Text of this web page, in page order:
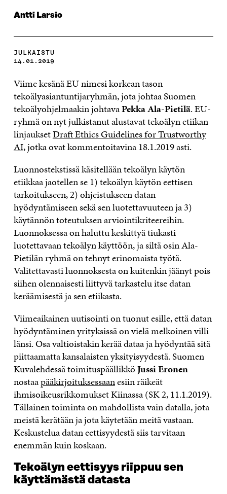
Antti Larsio
JULKAISTU
14.01.2019
Viime kesänä EU nimesi korkean tason
tekoälyasiantuntijaryhmän, jota johtaa Suomen
tekoälyohjelmaakin johtavaPekka Ala-Pietilä. EU-
ryhmä on nyt julkistanut alustavat tekoälyn etiikan
linjauksetDraft Ethics Guidelines for Trustworthy
AI, jotka ovat kommentoitavina 18.1.2019 asti.
Luonnostekstissä käsitellään tekoälyn käytön
etiikkaa jaotellen se 1) tekoälyn käytön eettisen
tarkoitukseen, 2) ohjeistukseen datan
hyödyntämiseen sekä sen luotettavuuteen ja 3)
käytännön toteutuksen arviointikriteereihin.
Luonnoksessa on haluttu keskittyä tiukasti
luotettavaan tekoälyn käyttöön, ja siltä osin Ala-
Pietilän ryhmä on tehnyt erinomaista työtä.
Valitettavasti luonnoksesta on kuitenkin jäänyt pois
siihen olennaisesti liittyvä tarkastelu itse datan
keräämisestä ja sen etiikasta.
Viimeaikainen uutisointi on tuonut esille, että datan
hyödyntäminen yrityksissä on vielä melkoinen villi
länsi. Osa valtioistakin kerää dataa ja hyödyntää sitä
piittaamatta kansalaisten yksityisyydestä. Suomen
Kuvalehdessä toimituspäällikköJussi Eronen
nostaapääkirjoituksessaanesiin räikeät
ihmisoikeusrikkomukset Kiinassa (SK 2, 11.1.2019).
Tällainen toiminta on mahdollista vain datalla, jota
meistä kerätään ja jota käytetään meitä vastaan.
Keskustelua datan eettisyydestä siis tarvitaan
enemmän kuin koskaan.
Tekoälyn eettisyys riippuu sen
käyttämästä datasta